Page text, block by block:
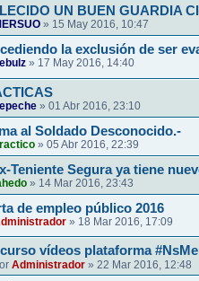
UN BUEN GUARDIA
» 15 May 2016, 10:47
la exclusión de ser
» 17 May 2016, 14:40
» 01 Abr 2016, 23:10
al Soldado Desconocido.-
» 05 Abr 2016, 22:39
Teniente Segura ya tiene
» 14 Mar 2016, 23:43
de empleo público 2016
» 18 Mar 2016, 17:09
vídeos plataforma
Administrador » 22 Mar 2016, 12:48